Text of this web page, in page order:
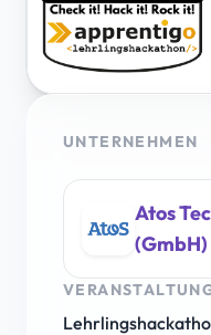
UNTERNEHMEN
Atos
(GmbH)